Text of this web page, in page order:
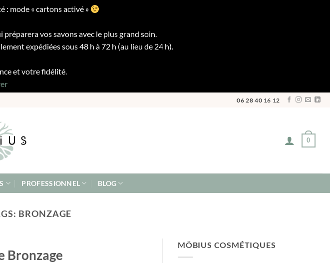
: mode « cartons activé »
vos savons avec le plus grand soin.
expédiées sous 48 h à 72 h (au lieu de 24 h).
et votre fidélité.
06 28 40 16 12
0
PROFESSIONNEL BLOG
BRONZAGE
Bronzage
MÖBIUS COSMÉTIQUES